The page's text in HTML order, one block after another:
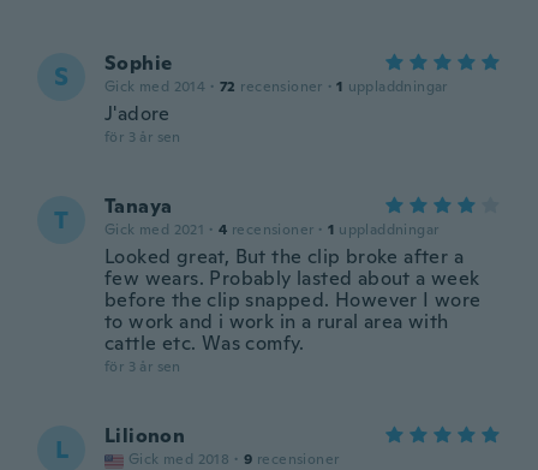
S Sophie
Gick med 2014 · 72 recensioner · 1 uppladdningar
J'adore
för 3 år sen
T Tanaya
Gick med 2021 · 4 recensioner · 1 uppladdningar
Looked great, But the clip broke after a
few wears. Probably lasted about a week
before the clip snapped. However I wore
to work and i work in a rural area with
cattle etc. Was comfy.
för 3 år sen
L Lilionon
Gick med 2018 · 9 recensioner